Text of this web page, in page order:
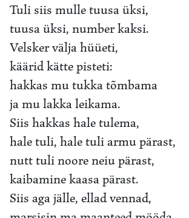
Tuli siis mulle tuusa üksi,
tuusa üksi, number kaksi.
Velsker välja hüüeti,
käärid kätte pisteti:
hakkas mu tukka tõmbama
ja mu lakka leikama.
Siis hakkas hale tulema,
hale tuli, hale tuli armu pärast,
nutt tuli noore neiu pärast,
kaibamine kaasa pärast.
Siis aga jälle, ellad vennad,